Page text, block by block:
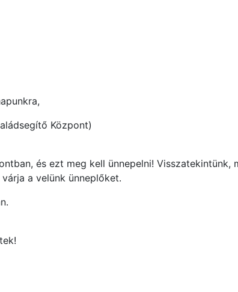
Központ)
és ezt meg kell ünnepelni! Visszatekintünk,
a velünk ünneplőket.